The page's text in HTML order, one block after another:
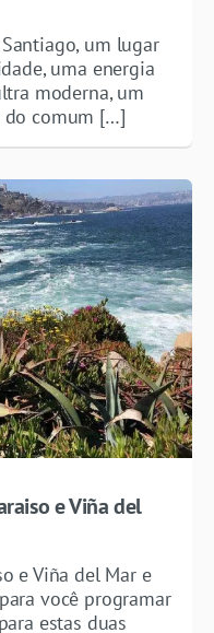
Santiago, um lugar
uma energia
moderna, um
do comum […]
e Viña del
e Viña del Mar e
você programar
estas duas